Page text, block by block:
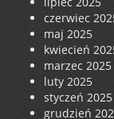
czerwiec
maj 2025
kwiecień
marzec 2025
luty 2025
styczeń 2025
grudzień